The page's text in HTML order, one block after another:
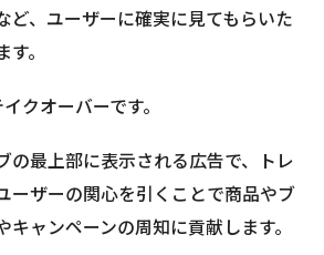
ど、ユーザーに確実に見てもらいた
。
クオーバーです。
の最上部に表示される広告で、トレ
ーザーの関心を引くことで商品やブ
キャンペーンの周知に貢献します。